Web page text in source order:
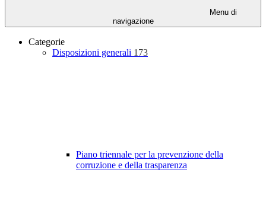
Menu di
navigazione
Categorie
Disposizioni generali 173
Piano triennale per la prevenzione della
corruzione e della trasparenza